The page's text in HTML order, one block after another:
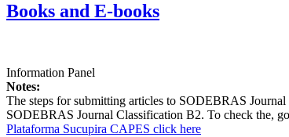
Books and E-books
Information Panel
Notes:
The steps for submitting articles to SODEBRAS
SODEBRAS Journal Classification B2. To check the,
Plataforma Sucupira CAPES click here